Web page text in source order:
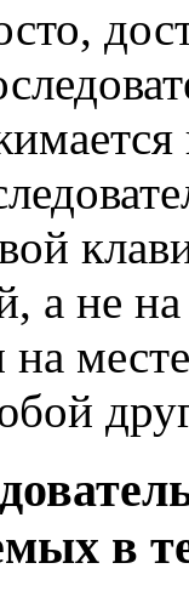
а не
в